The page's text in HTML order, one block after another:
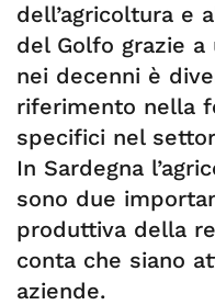
dell’agricoltura e
del Golfo grazie
nei decenni è
riferimento nella
specifici nel
In Sardegna
sono due
produttiva della
conta che siano
aziende.